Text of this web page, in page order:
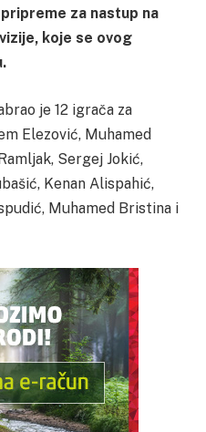
za nastup na
koje se ovog
je 12 igrača za
Elezović, Muhamed
Sergej Jokić,
Kenan Alispahić,
Muhamed Bristina i